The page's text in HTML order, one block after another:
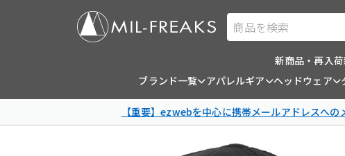
商品を検索
新商品・再入荷
ブランド一覧
アパレルギア ヘッドウェア
【重要】ezwebを中心に携帯メールアドレスへ